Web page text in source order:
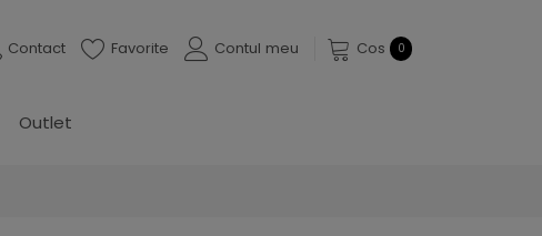
Contact Favorite Contul meu Cos 0
Outlet